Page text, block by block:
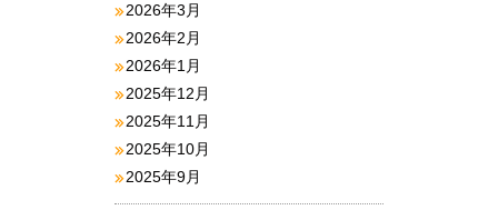
2026年3月
2026年2月
2026年1月
2025年12月
2025年11月
2025年10月
2025年9月